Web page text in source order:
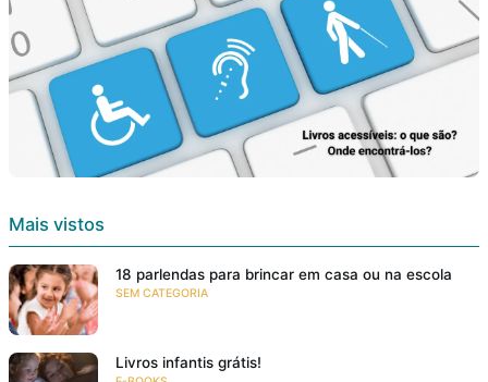
Mais vistos
18 parlendas para brincar em casa ou na escola
SEM CATEGORIA
Livros infantis grátis!